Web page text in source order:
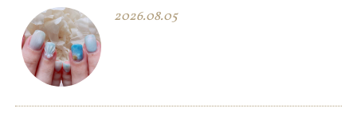
2026.08.05